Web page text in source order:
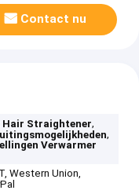
Contact nu
Hair Straightener,
,
Verwarmer
Western Union,